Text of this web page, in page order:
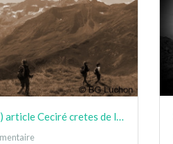
(4.86) article Ceciré cretes de la coume des clots 06